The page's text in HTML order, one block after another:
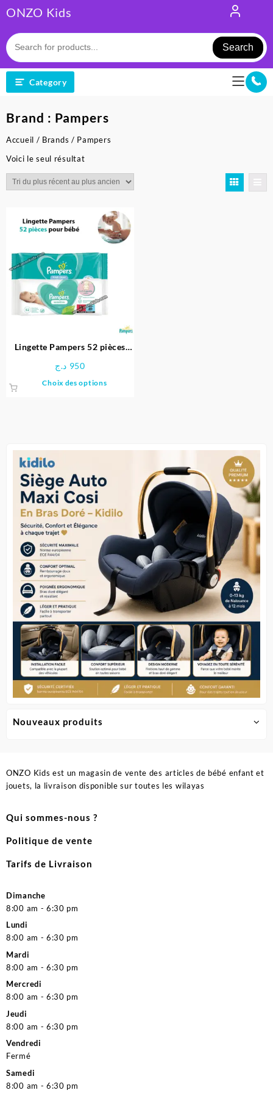
to
content
ONZO Kids
Search
Category
Nouveaux produits
Brand : Pampers
Accueil / Brands / Pampers
Voici le seul résultat
Lingette Pampers 52 pièces
950 د.ج
Choix des options
choisies
sur
page
produit
ONZO Kids est un magasin de vente des articles de bébé enfant et
jouets, la livraison disponible sur toutes les wilayas
Qui sommes-nous ?
Politique de vente
Tarifs de Livraison
Dimanche
8:00 am - 6:30 pm
Lundi
8:00 am - 6:30 pm
Mardi
8:00 am - 6:30 pm
Mercredi
8:00 am - 6:30 pm
Jeudi
8:00 am - 6:30 pm
Vendredi
Fermé
Samedi
8:00 am - 6:30 pm